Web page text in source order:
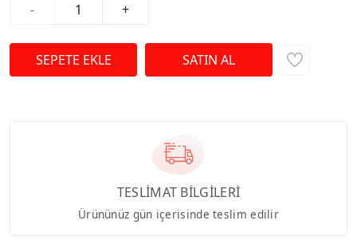
-
+
TESLİMAT BİLGİLERİ
Ürününüz gün içerisinde teslim edilir